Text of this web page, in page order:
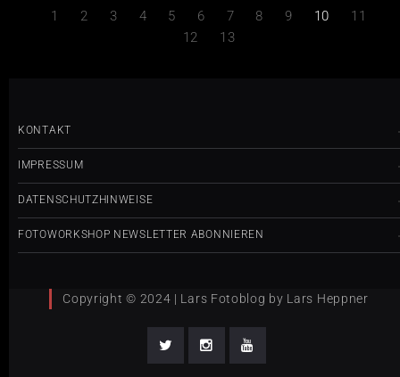
1 2 3 4 5 6 7 8 9 10
11
12
13
KONTAKT
IMPRESSUM
DATENSCHUTZHINWEISE
FOTOWORKSHOP NEWSLETTER ABONNIEREN
Copyright © 2024 | Lars Fotoblog by Lars Heppner